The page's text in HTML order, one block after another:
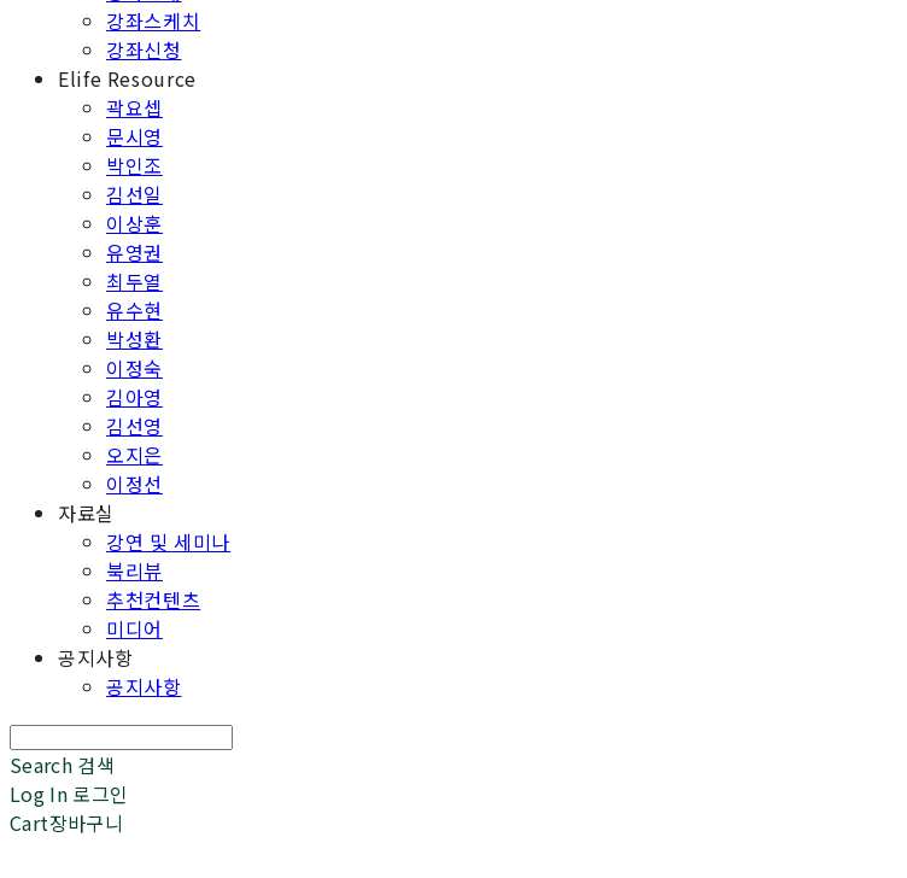
강좌스케치
강좌신청
Elife Resource
곽요셉
문시영
박인조
김선일
이상훈
유영권
최두열
유수현
박성환
이정숙
김아영
김선영
오지은
이정선
자료실
강연 및 세미나
북리뷰
추천컨텐츠
미디어
공지사항
공지사항
Search 검색
Log In 로그인
Cart장바구니